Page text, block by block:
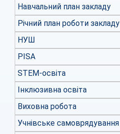
Навчальний план закладу
Річний план роботи закладу
НУШ
PISA
STEM-освіта
Інклюзивна освіта
Виховна робота
Учнівське самоврядування